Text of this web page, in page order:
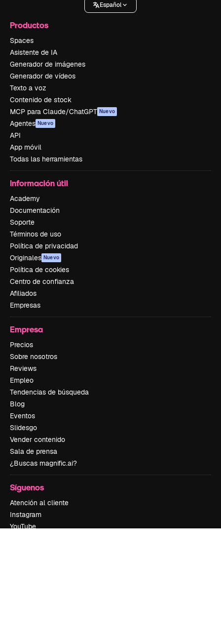
Español
Productos
Spaces
Asistente de IA
Generador de imágenes
Generador de vídeos
Texto a voz
Contenido de stock
MCP para Claude/ChatGPT Nuevo
Agentes Nuevo
API
App móvil
Todas las herramientas
Información útil
Academy
Documentación
Soporte
Términos de uso
Política de privacidad
Originales Nuevo
Política de cookies
Centro de confianza
Afiliados
Empresas
Empresa
Precios
Sobre nosotros
Reviews
Empleo
Tendencias de búsqueda
Blog
Eventos
Slidesgo
Vender contenido
Sala de prensa
¿Buscas magnific.ai?
Síguenos
Atención al cliente
Instagram
YouTube